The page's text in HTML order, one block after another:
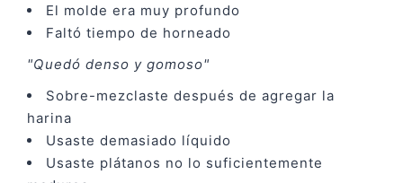
El molde era muy profundo
Faltó tiempo de horneado
"Quedó denso y gomoso"
Sobre-mezclaste después de agregar la
harina
Usaste demasiado líquido
Usaste plátanos no lo suficientemente